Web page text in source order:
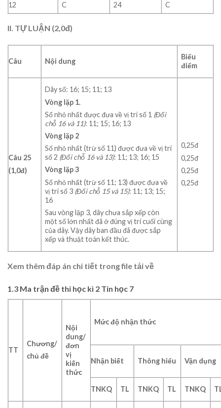
12
C 24 C
II. TỰ LUẬN (2,0đ)
Câu Nội dung
Biểu
điểm
Câu 25
(1,0đ)
Dãy số: 16; 15; 11; 13
Vòng lặp 1.
Số nhỏ nhất được đưa về vị trí số 1 (Đổi
chỗ 16 và 11): 11; 15; 16; 13
Vòng lặp 2
Số nhỏ nhất (trừ số 11) được đưa về vị trí
số 2 (Đổi chỗ 16 và 13): 11; 13; 16; 15
Vòng lặp 3
Số nhỏ nhất (trừ số 11; 13) được đưa về
vị trí số 3 (Đổi chỗ 15 và 15): 11; 13; 15;
16
Sau vòng lặp 3, dãy chưa sắp xếp còn
một số lớn nhất đã ở đúng vị trí cuối cùng
của dãy. Vậy dãy ban đầu đã được sắp
xếp và thuật toán kết thúc.
0,25đ
0,25đ
0,25đ
0,25đ
Xem thêm đáp án chi tiết trong file tải về
1.3 Ma trận đề thi học kì 2 Tin học 7
TT
Chương/
chủ đề
Nội
dung/
đơn
vị
kiến
thức
Mức độ nhận thức
Nhận biết Thông hiểu Vận dụng
TNKQ TL TNKQ TL TNKQ